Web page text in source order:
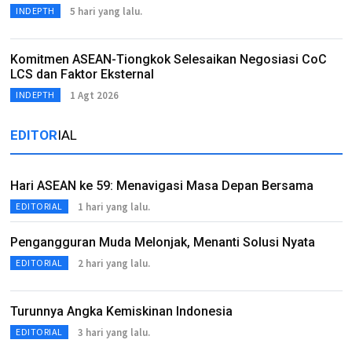
INDEPTH 5 hari yang lalu.
Komitmen ASEAN-Tiongkok Selesaikan Negosiasi CoC
LCS dan Faktor Eksternal
INDEPTH 1 Agt 2026
EDITORIAL
Hari ASEAN ke 59: Menavigasi Masa Depan Bersama
EDITORIAL 1 hari yang lalu.
Pengangguran Muda Melonjak, Menanti Solusi Nyata
EDITORIAL 2 hari yang lalu.
Turunnya Angka Kemiskinan Indonesia
EDITORIAL 3 hari yang lalu.